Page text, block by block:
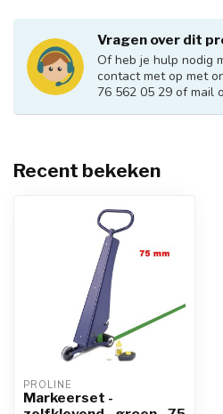
Vragen over dit
Of heb je hulp nodig
contact met op met
76 562 05 29 of mail
Recent bekeken
PROLINE
Markeerset -